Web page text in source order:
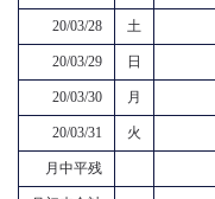
20/03/28 土
20/03/29 日
20/03/30 月
20/03/31 火
月中平残